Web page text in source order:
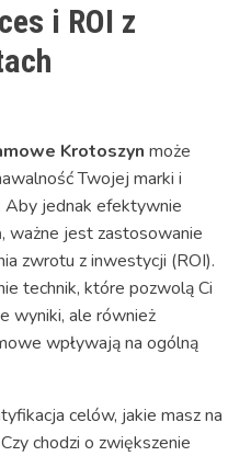
i ROI z
Krotoszyn może
Twojej marki i
Aby jednak efektywnie
ważne jest zastosowanie
zwrotu z inwestycji (ROI).
technik, które pozwolą Ci
wyniki, ale również
wpływają na ogólną
celów, jakie masz na
chodzi o zwiększenie